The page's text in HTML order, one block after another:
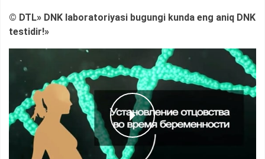
© DTL» DNK laboratoriyasi bugungi kunda eng aniq DNK
testidir!»